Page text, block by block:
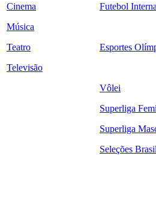
Cinema
Música
Teatro
Televisão
Futebol
Esportes
Vôlei
Superliga
Superliga
Seleções